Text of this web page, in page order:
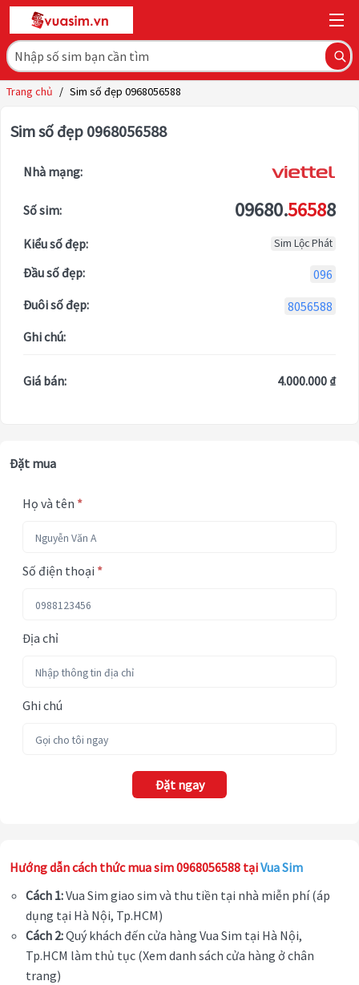
Trang chủ / Sim số đẹp 0968056588
Sim số đẹp 0968056588
Nhà mạng:
Số sim: 09680.56588
Kiểu số đẹp: Sim Lộc Phát
Đầu số đẹp:
096
Đuôi số đẹp:
8056588
Ghi chú:
Giá bán: 4.000.000 ₫
Đặt mua
Họ và tên *
Số điện thoại *
Địa chỉ
Ghi chú
Đặt ngay
Hướng dẫn cách thức mua sim 0968056588 tạiVua Sim
Cách 1:Vua Sim giao sim và thu tiền tại nhà miễn phí (áp
dụng tại Hà Nội, Tp.HCM)
Cách 2:Quý khách đến cửa hàng Vua Sim tại Hà Nội,
Tp.HCM làm thủ tục (Xem danh sách cửa hàng ở chân
trang)